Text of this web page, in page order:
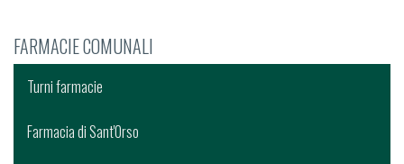
FARMACIE COMUNALI
Turni farmacie
Farmacia di Sant'Orso